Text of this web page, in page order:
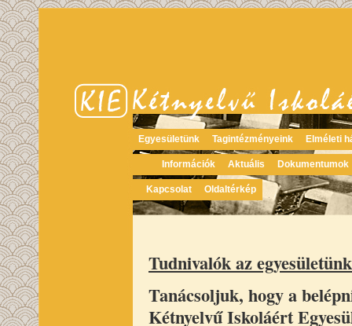
Egyesületünk Tagintézményeink Elméleti
Információk Aktuális Dokumentumok
Kapcsolat Oldaltérkép
Tudnivalók az
Tanácsoljuk, hogy a
Kétnyelvű Iskoláért